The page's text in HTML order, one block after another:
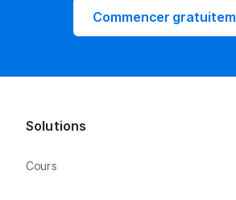
Commencer
Solutions
Cours